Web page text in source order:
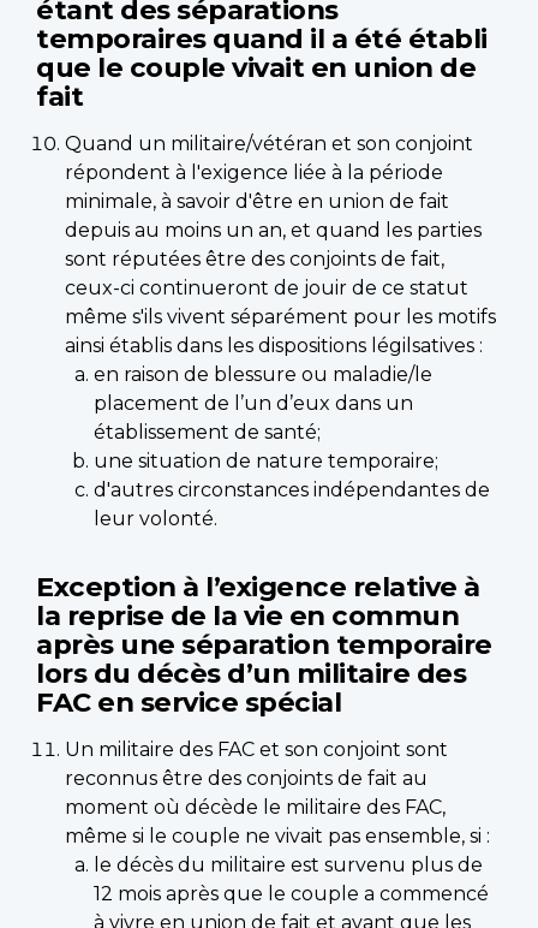
étant des séparations
temporaires quand il a été établi
que le couple vivait en union de
fait
Quand un militaire/vétéran et son conjoint
répondent à l'exigence liée à la période
minimale, à savoir d'être en union de fait
depuis au moins un an, et quand les parties
sont réputées être des conjoints de fait,
ceux-ci continueront de jouir de ce statut
même s'ils vivent séparément pour les motifs
ainsi établis dans les dispositions légilsatives :
en raison de blessure ou maladie/le
placement de l’un d’eux dans un
établissement de santé;
une situation de nature temporaire;
d'autres circonstances indépendantes de
leur volonté.
Exception à l’exigence relative à
la reprise de la vie en commun
après une séparation temporaire
lors du décès d’un militaire des
FAC en service spécial
Un militaire des FAC et son conjoint sont
reconnus être des conjoints de fait au
moment où décède le militaire des FAC,
même si le couple ne vivait pas ensemble, si :
le décès du militaire est survenu plus de
12 mois après que le couple a commencé
à vivre en union de fait et avant que les